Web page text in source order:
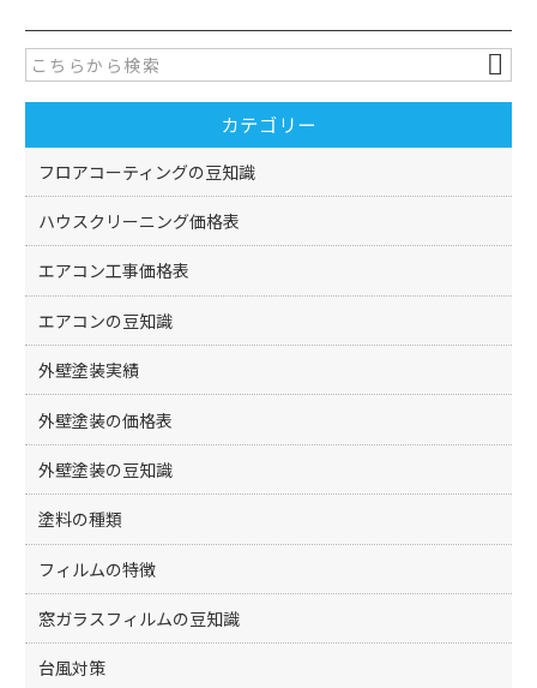
e
b
o
o
k
er
カテゴリー
フロアコーティングの豆知識
ハウスクリーニング価格表
エアコン工事価格表
エアコンの豆知識
外壁塗装実績
外壁塗装の価格表
外壁塗装の豆知識
塗料の種類
フィルムの特徴
窓ガラスフィルムの豆知識
台風対策